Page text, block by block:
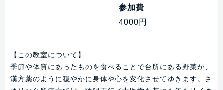
参加費
4000円
【この教室について】
季節や体質にあったものを食べることで台所にある野菜が、
漢方薬のように穏やかに身体や心を変化させてゆきます。さ